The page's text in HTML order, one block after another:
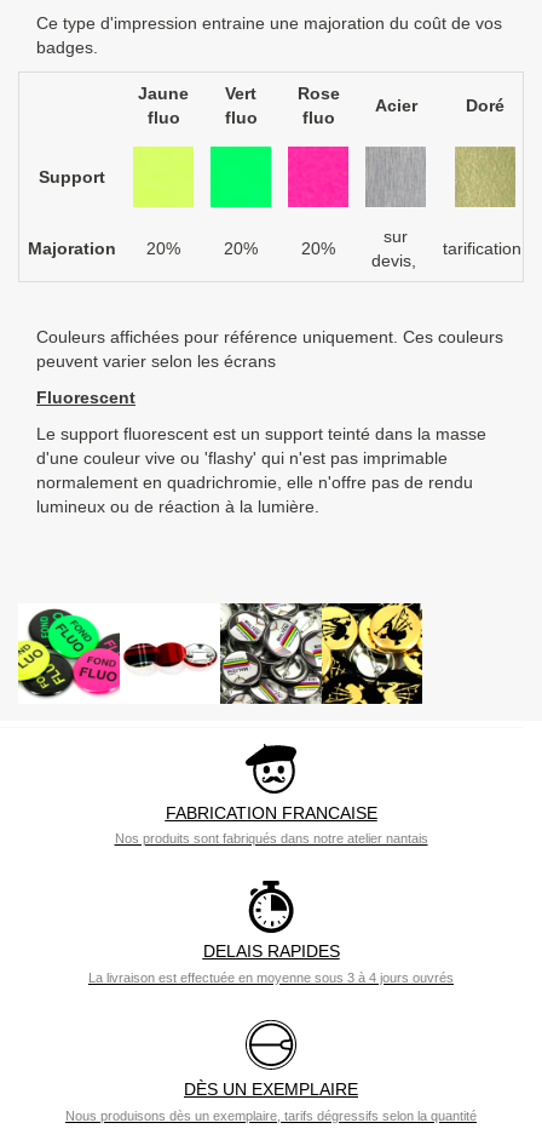
Ce type d'impression entraine une majoration du coût de vos
badges.
Jaune
fluo
Vert
fluo
Rose
fluo
Acier Doré
Support
Majoration 20% 20% 20%
sur
devis,
tarification
Couleurs affichées pour référence uniquement. Ces couleurs
peuvent varier selon les écrans
Fluorescent
Le support fluorescent est un support teinté dans la masse
d'une couleur vive ou 'flashy' qui n'est pas imprimable
normalement en quadrichromie, elle n'offre pas de rendu
lumineux ou de réaction à la lumière.
FABRICATION FRANCAISE
Nos produits sont fabriqués dans notre atelier nantais
DELAIS RAPIDES
La livraison est effectuée en moyenne sous 3 à 4 jours ouvrés
DÈS UN EXEMPLAIRE
Nous produisons dès un exemplaire, tarifs dégressifs selon la quantité